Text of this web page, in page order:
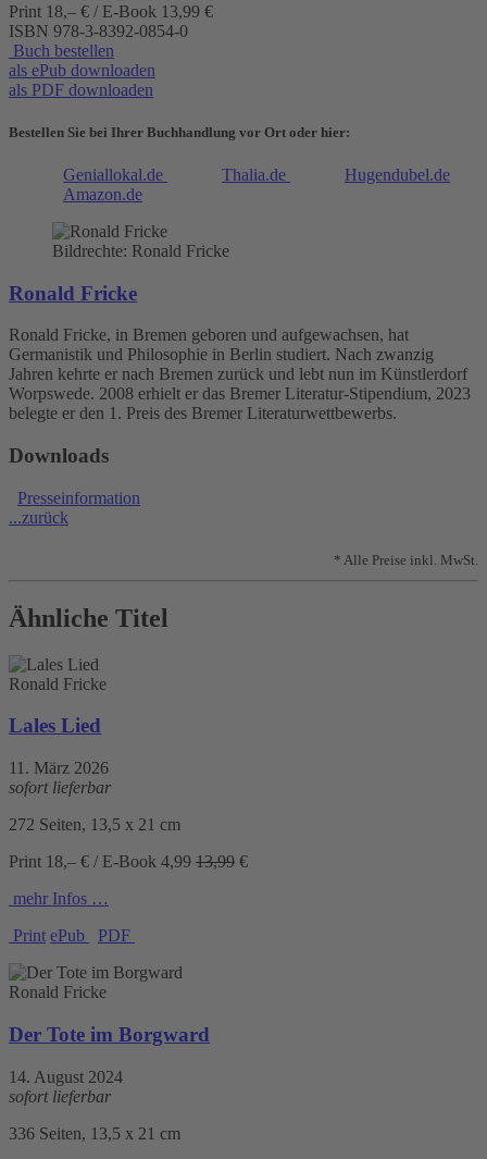
Print 18,– € / E-Book 13,99 €
ISBN 978-3-8392-0854-0
Buch bestellen
als ePub downloaden
als PDF downloaden
Bestellen Sie bei Ihrer Buchhandlung vor Ort oder hier:
Geniallokal.de Thalia.de
Hugendubel.de
Amazon.de
Bildrechte: Ronald Fricke
Ronald Fricke
Ronald Fricke, in Bremen geboren und aufgewachsen, hat
Germanistik und Philosophie in Berlin studiert. Nach zwanzig
Jahren kehrte er nach Bremen zurück und lebt nun im Künstlerdorf
Worpswede. 2008 erhielt er das Bremer Literatur-Stipendium, 2023
belegte er den 1. Preis des Bremer Literaturwettbewerbs.
Downloads
Presseinformation
...zurück
* Alle Preise inkl. MwSt.
Ähnliche Titel
Ronald Fricke
Lales Lied
11. März 2026
sofort lieferbar
272 Seiten, 13,5 x 21 cm
Print 18,– € / E-Book 4,99 13,99 €
mehr Infos …
Print ePub PDF
Ronald Fricke
Der Tote im Borgward
14. August 2024
sofort lieferbar
336 Seiten, 13,5 x 21 cm